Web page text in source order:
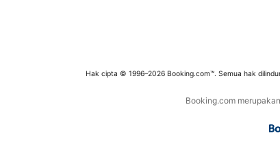
Hak cipta © 1996–2026 Booking.com™. Semua hak
Booking.com